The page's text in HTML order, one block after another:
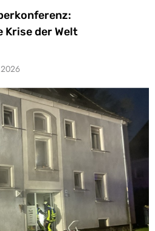
Krise der Welt